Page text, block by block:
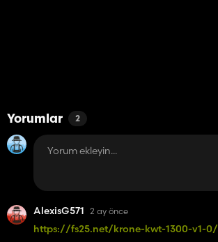
Yorumlar 2
AlexisG571 2 ay önce
https://fs25.net/krone-kwt-1300-v1-0/